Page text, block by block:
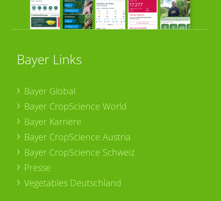
Bayer Links
Bayer Global
Bayer CropScience World
Bayer Karriere
Bayer CropScience Austria
Bayer CropScience Schweiz
Presse
Vegetables Deutschland